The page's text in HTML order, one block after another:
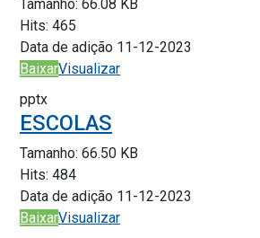
Tamanho: 66.08 KB
Hits: 465
Data de adição 11-12-2023
BaixarVisualizar
pptx
ESCOLAS
Tamanho: 66.50 KB
Hits: 484
Data de adição 11-12-2023
BaixarVisualizar